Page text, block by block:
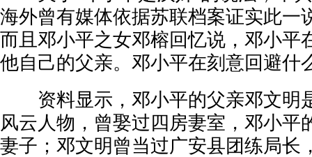
海外曾有媒体依据苏联档案证实此一
而且邓小平之女邓榕回忆说，邓小平
他自己的父亲。邓小平在刻意回避什
资料显示，邓小平的父亲邓文明
风云人物，曾娶过四房妻室，邓小平
妻子；邓文明曾当过广安县团练局长